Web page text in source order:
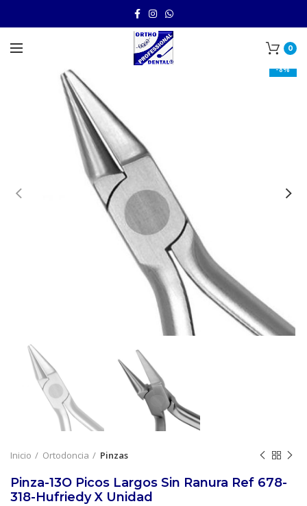
0
-8%
Inicio Ortodoncia Pinzas
Pinza-13O Picos Largos Sin Ranura Ref 678-
318-Hufriedy X Unidad